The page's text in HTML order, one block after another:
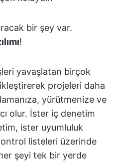
bir şey var.
!
yavaşlatan birçok
projeleri daha
yürütmenize ve
olur. İster iç denetim
ister uyumluluk
listeleri üzerinde
her şeyi tek bir yerde